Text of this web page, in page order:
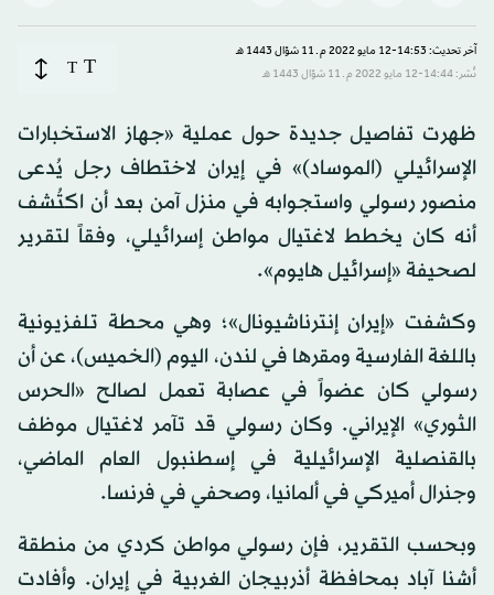
آخر تحديث: 14:53-12 مايو 2022 م ـ 11 شوّال 1443 هـ
نُشر: 14:44-12 مايو 2022 م ـ 11 شوّال 1443 هـ
T
T
ظهرت تفاصيل جديدة حول عملية «جهاز الاستخبارات
الإسرائيلي (الموساد)» في إيران لاختطاف رجل يُدعى
منصور رسولي واستجوابه في منزل آمن بعد أن اكتُشف
أنه كان يخطط لاغتيال مواطن إسرائيلي، وفقاً لتقرير
لصحيفة «إسرائيل هايوم».
وكشفت «إيران إنترناشيونال»؛ وهي محطة تلفزيونية
باللغة الفارسية ومقرها في لندن، اليوم (الخميس)، عن أن
رسولي كان عضواً في عصابة تعمل لصالح «الحرس
الثوري» الإيراني. وكان رسولي قد تآمر لاغتيال موظف
بالقنصلية الإسرائيلية في إسطنبول العام الماضي،
وجنرال أميركي في ألمانيا، وصحفي في فرنسا.
وبحسب التقرير، فإن رسولي مواطن كردي من منطقة
أشنا آباد بمحافظة أذربيجان الغربية في إيران. وأفادت